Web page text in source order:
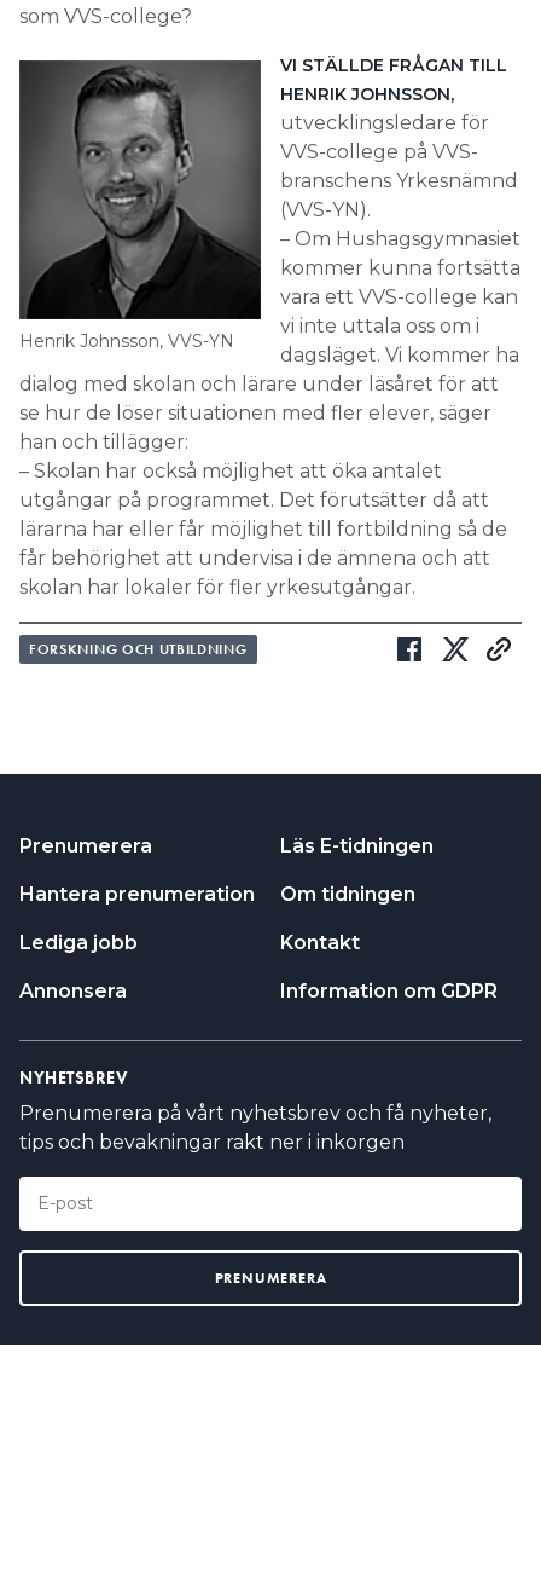
som VVS-college?
Henrik Johnsson, VVS-YN
VI STÄLLDE FRÅGAN TILL
HENRIK JOHNSSON,
utvecklingsledare för
VVS-college på VVS-
branschens Yrkesnämnd
(VVS-YN).
– Om Hushagsgymnasiet
kommer kunna fortsätta
vara ett VVS-college kan
vi inte uttala oss om i
dagsläget. Vi kommer ha
dialog med skolan och lärare under läsåret för att
se hur de löser situationen med fler elever, säger
han och tillägger:
– Skolan har också möjlighet att öka antalet
utgångar på programmet. Det förutsätter då att
lärarna har eller får möjlighet till fortbildning så de
får behörighet att undervisa i de ämnena och att
skolan har lokaler för fler yrkesutgångar.
FORSKNING OCH UTBILDNING
Prenumerera
Hantera prenumeration
Lediga jobb
Annonsera
Läs E-tidningen
Om tidningen
Kontakt
Information om GDPR
NYHETSBREV
Prenumerera på vårt nyhetsbrev och få nyheter,
tips och bevakningar rakt ner i inkorgen